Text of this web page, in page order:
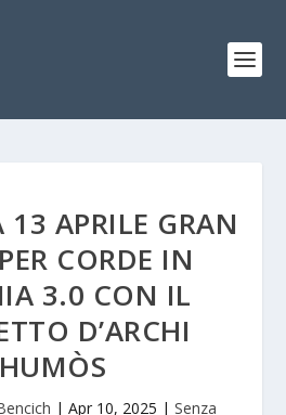
APRILE GRAN
CORDE IN
3.0 CON IL
D’ARCHI
| Apr 10, 2025 | Senza